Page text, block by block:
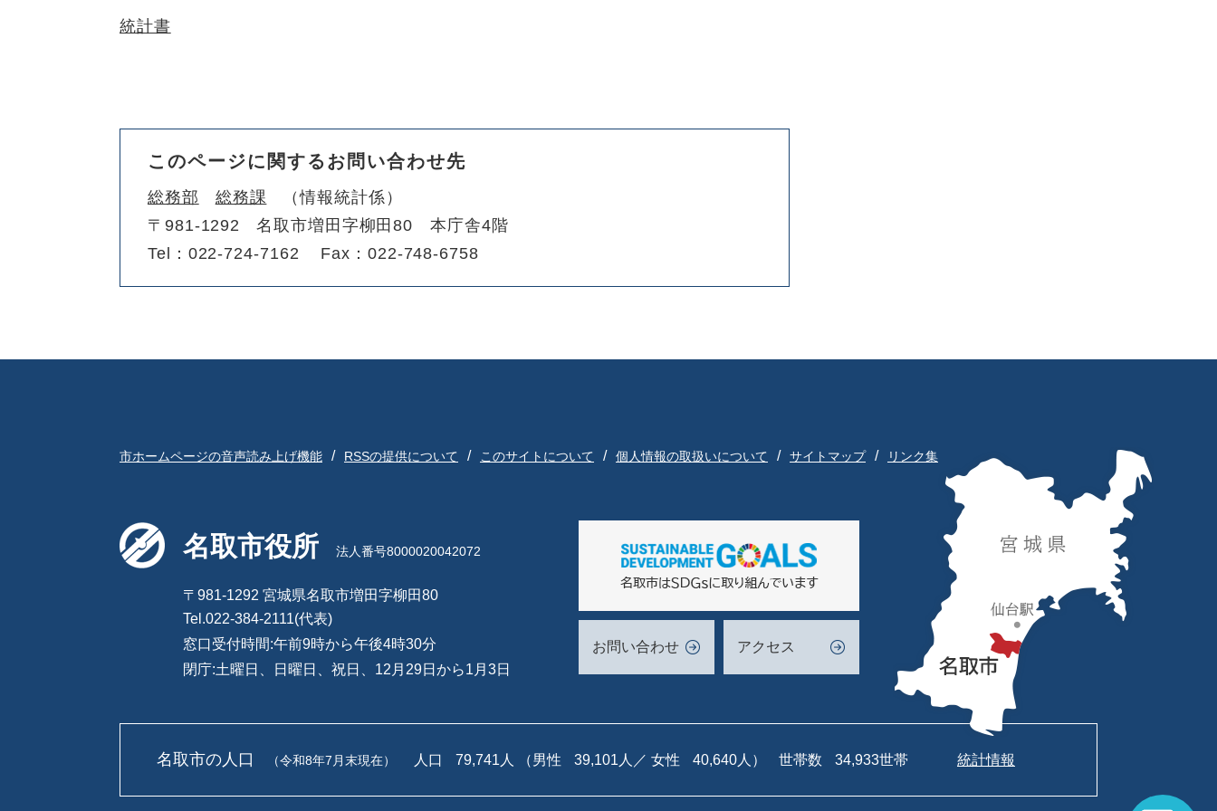
統計書
このページに関するお問い合わせ先
総務部 総務課
情報統計係
〒981-1292
名取市増田字柳田80 本庁舎4階
Tel：022-724-7162
Fax：022-748-6758
市ホームページの音声読み上げ機能 RSSの提供について このサイトについて 個人情報の取扱いについて サイトマップ リンク集
名取市役所 法人番号8000020042072
〒981-1292 宮城県名取市増田字柳田80
Tel.022-384-2111(代表)
窓口受付時間:午前9時から午後4時30分
閉庁:土曜日、日曜日、祝日、12月29日から1月3日
お問い合わせ アクセス
名取市の人口 （令和8年7月末現在） 人口 79,741人 （男性 39,101人／ 女性 40,640人） 世帯数 34,933世帯 統計情報